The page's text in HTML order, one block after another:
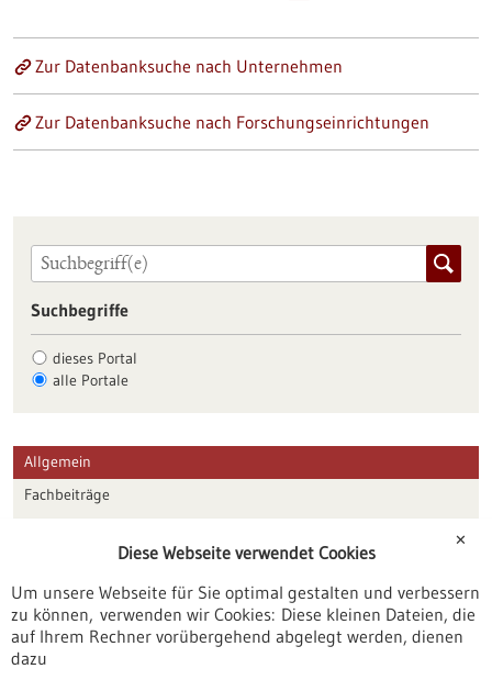
Zur Datenbanksuche nach Unternehmen
Zur Datenbanksuche nach Forschungseinrichtungen
Suchbegriffe
dieses Portal
alle Portale
Allgemein
Fachbeiträge
Veranstaltungen
Erscheinungsdatum
✕
Diese Webseite verwendet Cookies
Um unsere Webseite für Sie optimal gestalten und verbessern
zu können, verwenden wir Cookies: Diese kleinen Dateien, die
auf Ihrem Rechner vorübergehend abgelegt werden, dienen
dazu